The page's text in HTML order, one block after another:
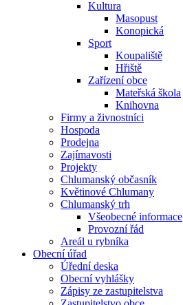
Kultura
Masopust
Konopická
Sport
Koupaliště
Hřiště
Zařízení obce
Mateřská škola
Knihovna
Firmy a živnostníci
Hospoda
Prodejna
Zajímavosti
Projekty
Chlumanský občasník
Květinové Chlumany
Chlumanský trh
Všeobecné informace
Provozní řád
Areál u rybníka
Obecní úřad
Úřední deska
Obecní vyhlášky
Zápisy ze zastupitelstva